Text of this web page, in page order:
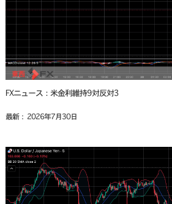
FXニュース：米金利維持9対反対3
最新： 2026年7月30日